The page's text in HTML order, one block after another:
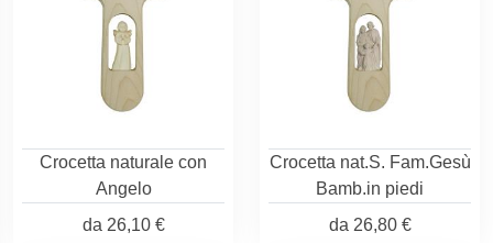
Crocetta naturale con
Angelo
da 26,10 €
Crocetta nat.S. Fam.Gesù
Bamb.in piedi
da 26,80 €